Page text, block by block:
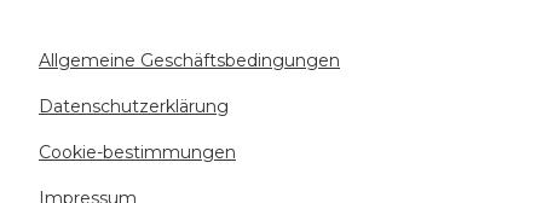
Allgemeine Geschäftsbedingungen
Datenschutzerklärung
Cookie-bestimmungen
Impressum